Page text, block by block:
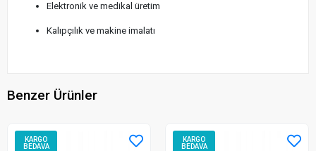
Elektronik ve medikal üretim
Kalıpçılık ve makine imalatı
Benzer Ürünler
KARGO
BEDAVA
KARGO
BEDAVA